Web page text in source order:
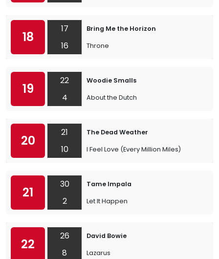
18
17
16
Bring Me the Horizon
Throne
19
22
4
Woodie Smalls
About the Dutch
20
21
10
The Dead Weather
I Feel Love (Every Million Miles)
21
30
2
Tame Impala
Let It Happen
22
26
8
David Bowie
Lazarus